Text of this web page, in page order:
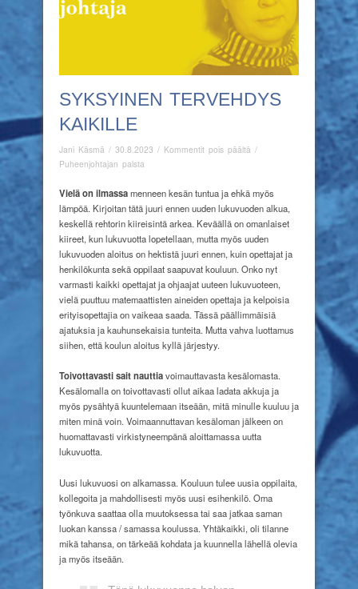
SYKSYINEN TERVEHDYS
KAIKILLE
Jani Käsmä / 30.8.2023 / Kommentit pois päältä artikkelissa
kaikille
/
Puheenjohtajan palsta
Vielä on ilmassamenneen kesän tuntua ja ehkä myös
lämpöä. Kirjoitan tätä juuri ennen uuden lukuvuoden alkua,
keskellä rehtorin kiireisintä arkea. Keväällä on omanlaiset
kiireet, kun lukuvuotta lopetellaan, mutta myös uuden
lukuvuoden aloitus on hektistä juuri ennen, kuin opettajat ja
henkilökunta sekä oppilaat saapuvat kouluun. Onko nyt
varmasti kaikki opettajat ja ohjaajat uuteen lukuvuoteen,
vielä puuttuu matemaattisten aineiden opettaja ja kelpoisia
erityisopettajia on vaikeaa saada. Tässä päällimmäisiä
ajatuksia ja kauhunsekaisia tunteita. Mutta vahva luottamus
siihen, että koulun aloitus kyllä järjestyy.
Toivottavasti sait nauttiavoimauttavasta kesälomasta.
Kesälomalla on toivottavasti ollut aikaa ladata akkuja ja
myös pysähtyä kuuntelemaan itseään, mitä minulle kuuluu ja
miten minä voin. Voimaannuttavan kesäloman jälkeen on
huomattavasti virkistyneempänä aloittamassa uutta
lukuvuotta.
Uusi lukuvuosi on alkamassa. Kouluun tulee uusia oppilaita,
kollegoita ja mahdollisesti myös uusi esihenkilö. Oma
työnkuva saattaa olla muutoksessa tai saa jatkaa saman
luokan kanssa / samassa koulussa. Yhtäkaikki, oli tilanne
mikä tahansa, on tärkeää kohdata ja kuunnella lähellä olevia
ja myös itseään.